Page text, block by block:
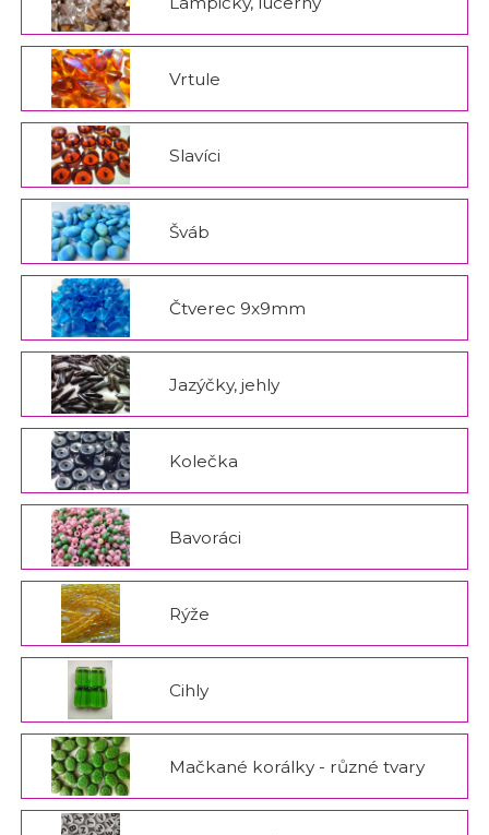
Vrtule
Slavíci
Šváb
Čtverec 9x9mm
Jazýčky, jehly
Kolečka
Bavoráci
Rýže
Cihly
Mačkané korálky - různé tvary